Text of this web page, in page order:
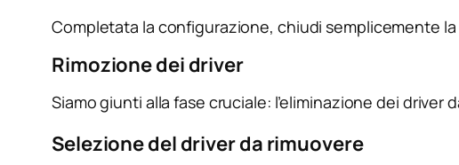
Completata la configurazione, chiudi semplicemente
Rimozione dei driver
Siamo giunti alla fase cruciale: l’eliminazione dei driver
Selezione del driver da rimuovere